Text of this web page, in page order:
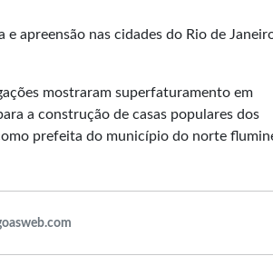
apreensão nas cidades do Rio de
mostraram superfaturamento em
a construção de casas populares dos
prefeita do município do norte